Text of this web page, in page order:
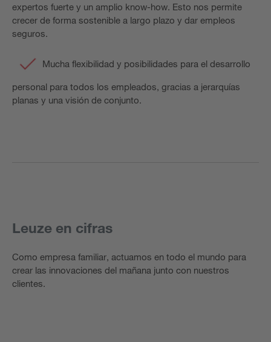
expertos fuerte y un amplio know-how. Esto nos permite
crecer de forma sostenible a largo plazo y dar empleos
seguros.
Mucha flexibilidad y posibilidades para el desarrollo
personal para todos los empleados, gracias a jerarquías
planas y una visión de conjunto.
Leuze en cifras
Como empresa familiar, actuamos en todo el mundo para
crear las innovaciones del mañana junto con nuestros
clientes.